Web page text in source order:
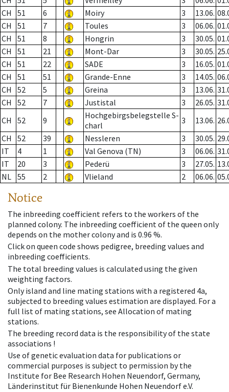
CH
51 6 Moiry 3 13.06.
CH
51 7 Toules 3 06.06.
CH
51 8 Hongrin 3 30.05.
CH
51 21 Mont-Dar 3 30.05.
CH
51 22 SADE 3 16.05.
CH
51 51 Grande-Enne 3 14.05.
CH
52 5 Greina 3 13.06.
CH
52 7 Justistal 3 26.05.
CH
52 9
Hochgebirgsbelegstelle S-
charl
3 13.06.
CH
52 39 Nessleren 3 30.05.
IT
4 1 Val Genova (TN) 3 06.06.
IT
20 3 Pederü 3 27.05.
NL 55 2 Vlieland 2 06.06.
Notice
The inbreeding coefficient refers to the workers of the
planned colony. The inbreeding coefficient of the queen only
depends on the mother colony and is 0.96 %.
Click on queen code shows pedigree, breeding values and
inbreeding coefficients.
The total breeding values is calculated using the given
weighting factors.
Only island and line mating stations with a registered 4a,
subjected to breeding values estimation are displayed. For a
full list of mating stations, see Allocation of mating
stations.
The breeding record data is the responsibility of the state
associations !
Use of genetic evaluation data for publications or
commercial purposes is subject to permission by the
Institute for Bee Research Hohen Neuendorf, Germany,
Länderinstitut für Bienenkunde Hohen Neuendorf e.V.